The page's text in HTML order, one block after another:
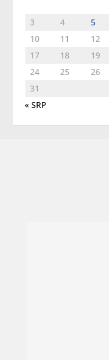
3
4 5
10
11 12
17
18 19
24
25 26
31
« SRP